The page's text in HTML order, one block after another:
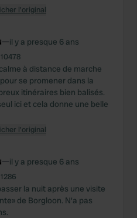
l'original
—il y a presque 6 ans
10478
à distance de marche
se promener dans la
itinéraires bien balisés.
ici et cela donne une belle
l'original
—il y a presque 6 ans
1286
la nuit après une visite
de Borgloon. N'a pas